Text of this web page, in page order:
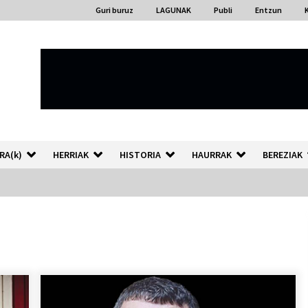
Guri buruz LAGUNAK Publi Entzun
HERRIAK HISTORIA HAURRAK BEREZIAK
Auzoportala : 1×04 Auzofoniak